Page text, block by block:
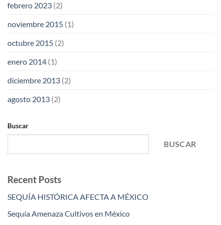
febrero 2023 (2)
noviembre 2015 (1)
octubre 2015 (2)
enero 2014 (1)
diciembre 2013 (2)
agosto 2013 (2)
Buscar
BUSCAR
Recent Posts
SEQUÍA HISTÓRICA AFECTA A MÉXICO
Sequía Amenaza Cultivos en México